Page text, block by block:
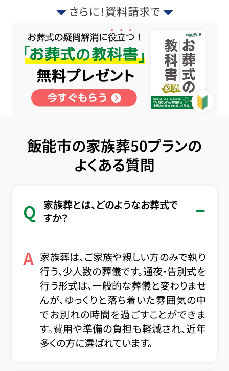
さらに！資料請求で
飯能市の家族葬50プランの
よくある質問
Q
家族葬とは、どのようなお葬式で
すか？
A 家族葬は、ご家族や親しい方のみで執り
行う、少人数の葬儀です。通夜・告別式を
行う形式は、一般的な葬儀と変わりませ
んが、ゆっくりと落ち着いた雰囲気の中
でお別れの時間を過ごすことができま
す。費用や準備の負担も軽減され、近年
多くの方に選ばれています。